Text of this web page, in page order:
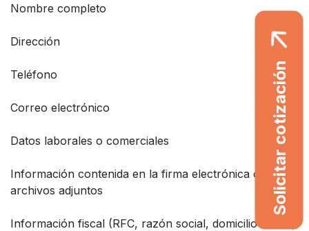
Nombre completo
Dirección
Teléfono
Correo electrónico
Datos laborales o comerciales
Información contenida en la firma electrónica o
archivos adjuntos
Información fiscal (RFC, razón social, domicilio fiscal),
Solicitar cotización